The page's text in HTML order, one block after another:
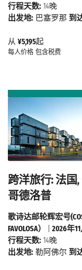
从 ¥5,195起
每人价格 包含税费
行程天数: 14晚
出发地: 巴塞罗那 到
跨洋旅行: 法国
哥德洛普
歌诗达邮轮辉宏号
FAVOLOSA）
2026年
行程天数: 14晚
出发地: 勒阿佛尔 到